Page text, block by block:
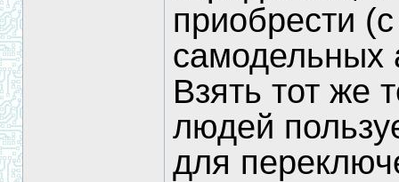
приобрести
самодельных
Взять тот же
людей
для